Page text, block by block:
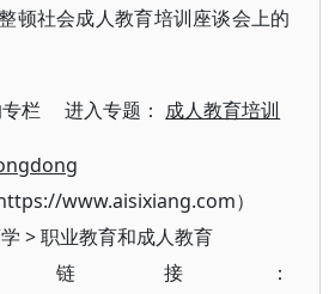
顿社会成人教育培训座谈会上的
专栏 进入专题： 成人教育培训
www.aisixiang.com）
>职业教育和成人教育
链接：